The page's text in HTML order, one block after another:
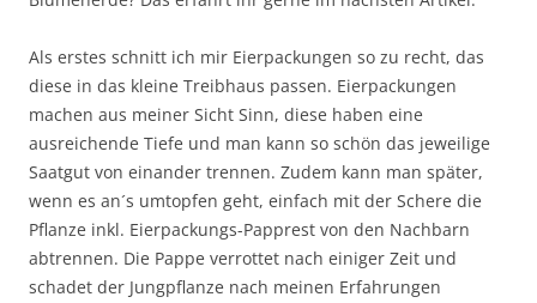
Als erstes schnitt ich mir Eierpackungen so zu recht, das
diese in das kleine Treibhaus passen. Eierpackungen
machen aus meiner Sicht Sinn, diese haben eine
ausreichende Tiefe und man kann so schön das jeweilige
Saatgut von einander trennen. Zudem kann man später,
wenn es an´s umtopfen geht, einfach mit der Schere die
Pflanze inkl. Eierpackungs-Papprest von den Nachbarn
abtrennen. Die Pappe verrottet nach einiger Zeit und
schadet der Jungpflanze nach meinen Erfahrungen